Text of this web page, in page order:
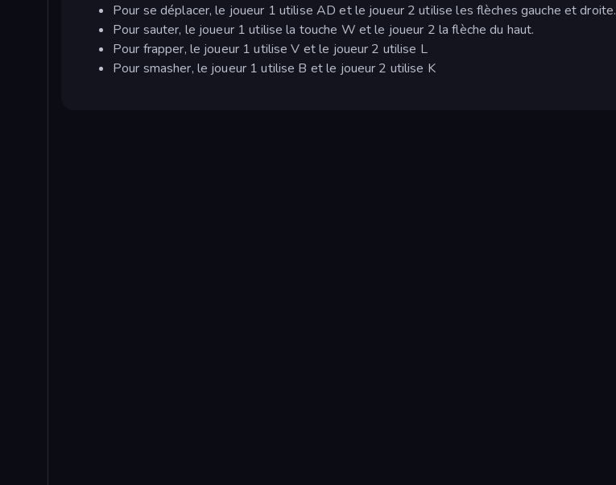
Pour se déplacer, le joueur 1 utilise AD et le joueur 2 utilise les flèches gauche et droite.
Pour sauter, le joueur 1 utilise la touche W et le joueur 2 la flèche du haut.
Pour frapper, le joueur 1 utilise V et le joueur 2 utilise L
Pour smasher, le joueur 1 utilise B et le joueur 2 utilise K